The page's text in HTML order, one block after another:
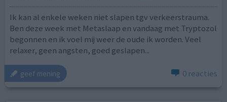
Ik kan al enkele weken niet slapen tgv verkeerstrauma.
Ben deze week met Metaslaap en vandaag met Tryptozol
begonnen en ik voel mij weer de oude ik worden. Veel
relaxer, geen angsten, goed geslapen...
geef mening 0 reacties